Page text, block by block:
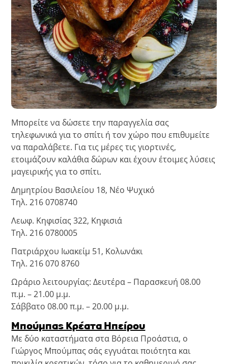
Μπορείτε να δώσετε την παραγγελία σας
τηλεφωνικά για το σπίτι ή τον χώρο που επιθυμείτε
να παραλάβετε. Για τις μέρες τις γιορτινές,
ετοιμάζουν καλάθια δώρων και έχουν έτοιμες λύσεις
μαγειρικής για το σπίτι.
Δημητρίου Βασιλείου 18, Νέο Ψυχικό
Τηλ. 216 0708740
Λεωφ. Κηφισίας 322, Κηφισιά
Τηλ. 216 0780005
Πατριάρχου Ιωακείμ 51, Κολωνάκι
Τηλ. 216 070 8760
Ωράριο λειτουργίας: Δευτέρα – Παρασκευή 08.00
π.μ. – 21.00 μ.μ.
Σάββατο 08.00 π.μ. – 20.00 μ.μ.
Μπούμπας Κρέατα Ηπείρου
Με δύο καταστήματα στα Βόρεια Προάστια, ο
Γιώργος Μπούμπας σάς εγγυάται ποιότητα και